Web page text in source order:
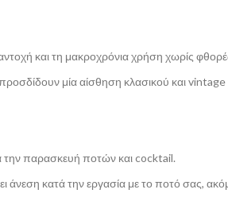
και τη μακροχρόνια χρήση χωρίς
μία αίσθηση κλασικού και
την παρασκευή ποτών και cocktail.
άνεση κατά την εργασία με το ποτό σας,